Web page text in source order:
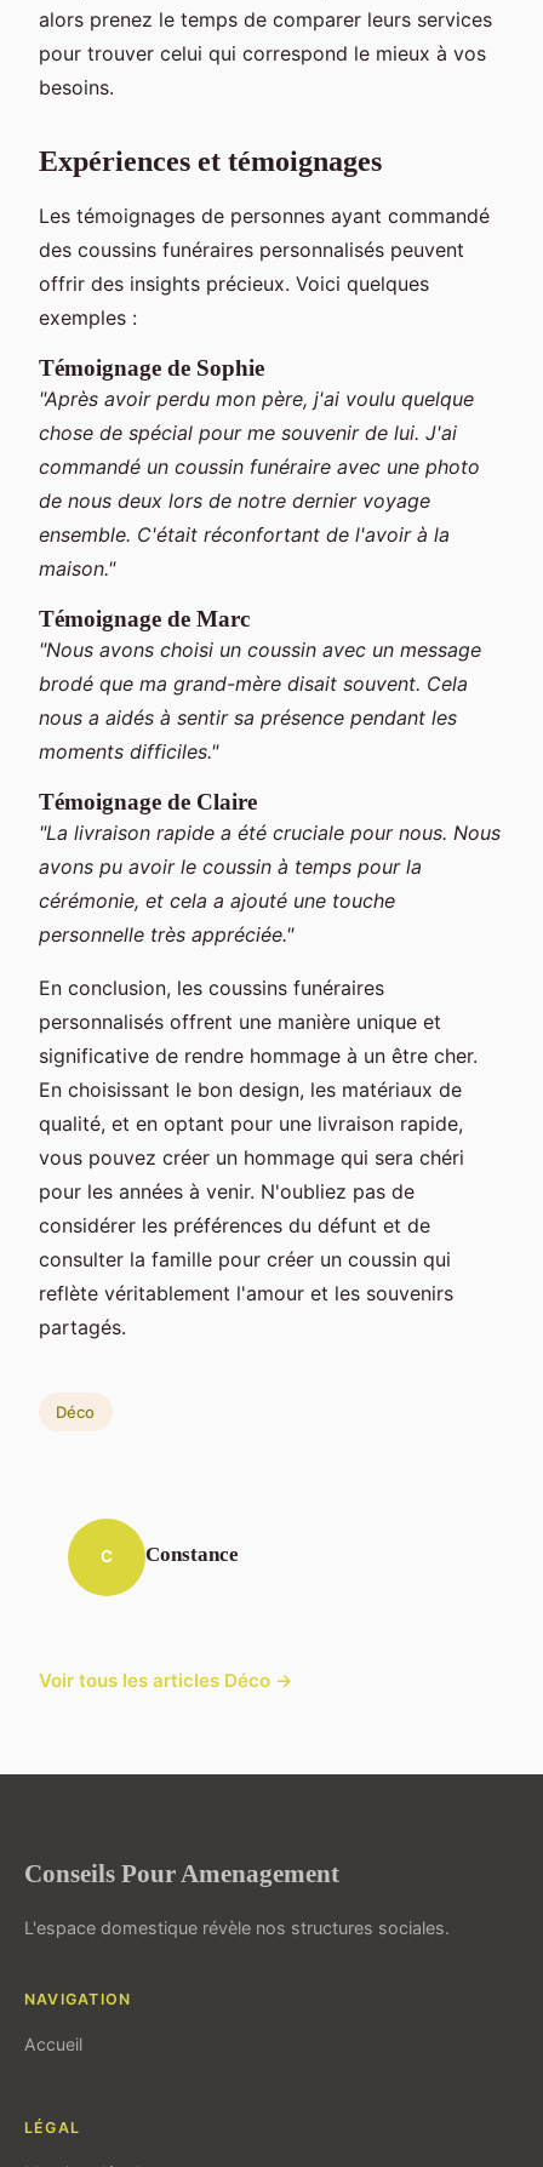
alors prenez le temps de comparer leurs services
pour trouver celui qui correspond le mieux à vos
besoins.
Expériences et témoignages
Les témoignages de personnes ayant commandé
des coussins funéraires personnalisés peuvent
offrir des insights précieux. Voici quelques
exemples :
Témoignage de Sophie
"Après avoir perdu mon père, j'ai voulu quelque
chose de spécial pour me souvenir de lui. J'ai
commandé un coussin funéraire avec une photo
de nous deux lors de notre dernier voyage
ensemble. C'était réconfortant de l'avoir à la
maison."
Témoignage de Marc
"Nous avons choisi un coussin avec un message
brodé que ma grand-mère disait souvent. Cela
nous a aidés à sentir sa présence pendant les
moments difficiles."
Témoignage de Claire
"La livraison rapide a été cruciale pour nous. Nous
avons pu avoir le coussin à temps pour la
cérémonie, et cela a ajouté une touche
personnelle très appréciée."
En conclusion, les coussins funéraires
personnalisés offrent une manière unique et
significative de rendre hommage à un être cher.
En choisissant le bon design, les matériaux de
qualité, et en optant pour une livraison rapide,
vous pouvez créer un hommage qui sera chéri
pour les années à venir. N'oubliez pas de
considérer les préférences du défunt et de
consulter la famille pour créer un coussin qui
reflète véritablement l'amour et les souvenirs
partagés.
Déco
C Constance
Voir tous les articles Déco →
Conseils Pour Amenagement
L'espace domestique révèle nos structures sociales.
NAVIGATION
Accueil
LÉGAL